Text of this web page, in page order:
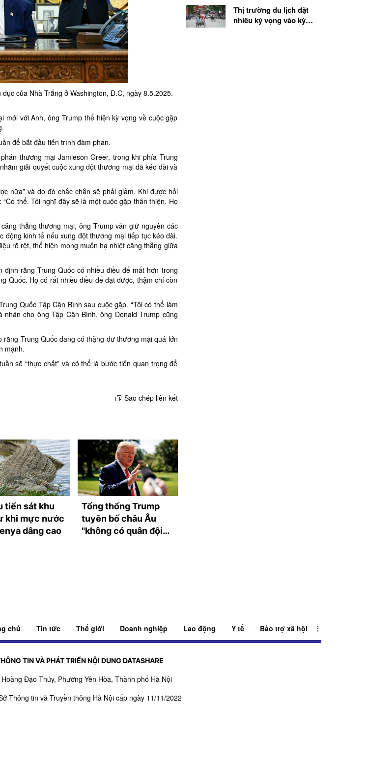
của Nhà Trắng ở Washington, D.C, ngày 8.5.2025.
với Anh, ông Trump thể hiện kỳ vọng về cuộc gặp
để bắt đầu tiến trình đàm phán.
thương mại Jamieson Greer, trong khi phía Trung
giải quyết cuộc xung đột thương mại đã kéo dài và
nữa” và do đó chắc chắn sẽ phải giảm. Khi được hỏi
thể. Tôi nghĩ đây sẽ là một cuộc gặp thân thiện. Họ
thẳng thương mại, ông Trump vẫn giữ nguyên các
kinh tế nếu xung đột thương mại tiếp tục kéo dài.
rõ rệt, thể hiện mong muốn hạ nhiệt căng thẳng giữa
định rằng Trung Quốc có nhiều điều để mất hơn trong
Quốc. Họ có rất nhiều điều để đạt được, thậm chí còn
Quốc Tập Cận Bình sau cuộc gặp. “Tôi có thể làm
cho ông Tập Cận Bình, ông Donald Trump cũng
Trung Quốc đang có thặng dư thương mại quá lớn
mạnh.
sẽ “thực chất” và có thể là bước tiến quan trọng để
Sao chép liên kết
tiến sát khu
khi mực nước
dâng cao
Tổng thống Trump
tuyên bố châu Âu
"không có quân đội
Thị trường du lịch đặt
nhiều kỳ vọng vào kỳ
chủ Tin tức Thế giới Doanh nghiệp Lao động Y tế Bảo trợ xã hội
TIN VÀ PHÁT TRIỂN NỘI DUNG DATASHARE
Đạo Thúy, Phường Yên Hòa, Thành phố Hà Nội
Thông tin và Truyền thông Hà Nội cấp ngày 11/11/2022